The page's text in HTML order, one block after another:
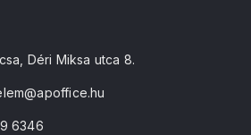
Déri Miksa utca 8.
6346